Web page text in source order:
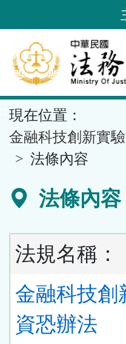
到
要
內
容
區
塊
現在位置：
金融科技創新實
法條內容
法條內容
法規名稱：
金融科技創
資恐辦法